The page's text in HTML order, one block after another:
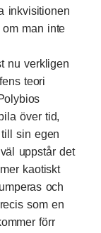
inkvisitionen
man inte
nu verkligen
teori
över tid,
sin egen
uppstår det
kaotiskt
och
som en
förr